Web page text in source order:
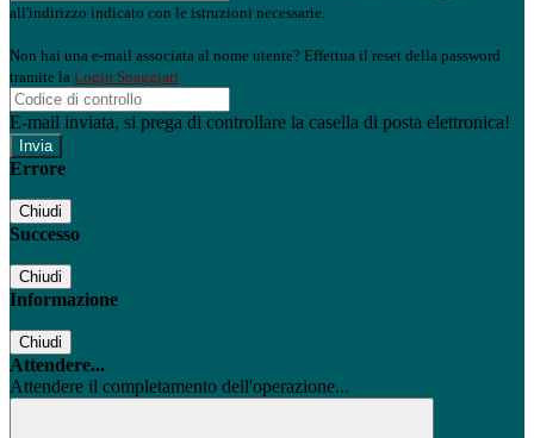
all'indirizzo indicato con le istruzioni necessarie.
Non hai una e-mail associata al nome utente? Effettua il reset della password
tramite la Login Spaggiari
E-mail inviata, si prega di controllare la casella di posta elettronica!
Errore
Chiudi
Successo
Chiudi
Informazione
Chiudi
Attendere...
Attendere il completamento dell'operazione...